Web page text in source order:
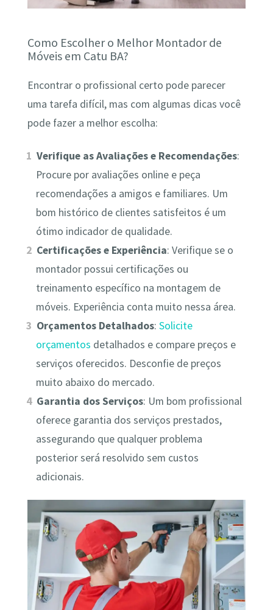
Como Escolher o Melhor Montador de
Móveis em Catu BA?
Encontrar o profissional certo pode parecer
uma tarefa difícil, mas com algumas dicas você
pode fazer a melhor escolha:
Verifique as Avaliações e Recomendações:
Procure por avaliações online e peça
recomendações a amigos e familiares. Um
bom histórico de clientes satisfeitos é um
ótimo indicador de qualidade.
Certificações e Experiência: Verifique se o
montador possui certificações ou
treinamento específico na montagem de
móveis. Experiência conta muito nessa área.
Orçamentos Detalhados:Solicite
orçamentos detalhados e compare preços e
serviços oferecidos. Desconfie de preços
muito abaixo do mercado.
Garantia dos Serviços: Um bom profissional
oferece garantia dos serviços prestados,
assegurando que qualquer problema
posterior será resolvido sem custos
adicionais.